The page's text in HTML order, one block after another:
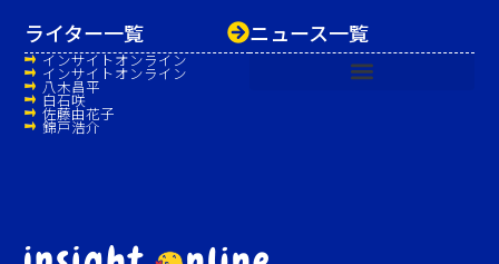
ニュース一覧
ライター一覧
インサイトオンライン
インサイトオンライン
八木昌平
白石咲
佐藤由花子
錦戸浩介